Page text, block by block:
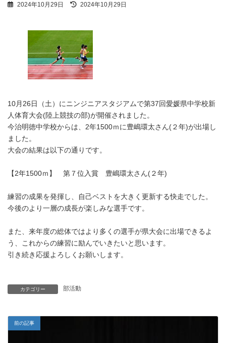
2024年10月29日
最
新
日
時
:
2024年10月29日
10月26日（土）にニンジニアスタジアムで第37回愛媛県中学校新
人体育大会(陸上競技の部)が開催されました。
今治明徳中学校からは、2年1500ｍに豊嶋環太さん(２年)が出場し
ました。
大会の結果は以下の通りです。
【2年1500ｍ】 第７位入賞 豊嶋環太さん(２年)
練習の成果を発揮し、自己ベストを大きく更新する快走でした。
今後のより一層の成長が楽しみな選手です。
また、来年度の総体ではより多くの選手が県大会に出場できるよ
う、これからの練習に励んでいきたいと思います。
引き続き応援よろしくお願いします。
カテゴリー 部活動
前の記事